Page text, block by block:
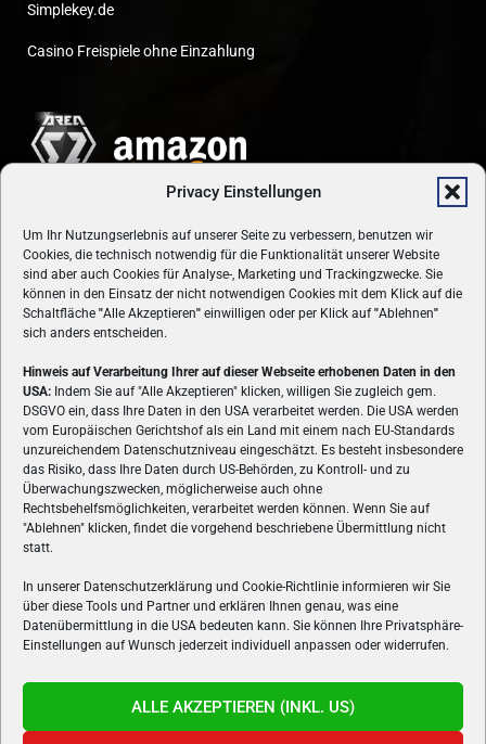
Privacy Einstellungen
Um Ihr Nutzungserlebnis auf unserer Seite zu verbessern, benutzen wir
Cookies, die technisch notwendig für die Funktionalität unserer Website
sind aber auch Cookies für Analyse-, Marketing und Trackingzwecke. Sie
können in den Einsatz der nicht notwendigen Cookies mit dem Klick auf die
Schaltfläche "Alle Akzeptieren" einwilligen oder per Klick auf"Ablehnen"
sich anders entscheiden.
Hinweis auf Verarbeitung Ihrer auf dieser Webseite erhobenen Daten in den
USA: Indem Sie auf "Alle Akzeptieren" klicken, willigen Sie zugleich gem.
DSGVO ein, dass Ihre Daten in den USA verarbeitet werden. Die USA werden
vom Europäischen Gerichtshof als ein Land mit einem nach EU-Standards
unzureichendem Datenschutzniveau eingeschätzt. Es besteht insbesondere
das Risiko, dass Ihre Daten durch US-Behörden, zu Kontroll- und zu
Überwachungszwecken, möglicherweise auch ohne
Rechtsbehelfsmöglichkeiten, verarbeitet werden können. Wenn Sie auf
"Ablehnen" klicken, findet die vorgehend beschriebene Übermittlung nicht
statt.
In unserer Datenschutzerklärung und Cookie-Richtlinie informieren wir Sie
über diese Tools und Partner und erklären Ihnen genau, was eine
Datenübermittlung in die USA bedeuten kann. Sie können Ihre Privatsphäre-
Einstellungen auf Wunsch jederzeit individuell anpassen oder widerrufen.
ALLE AKZEPTIEREN (INKL. US)
Simplekey.de
Casino Freispiele ohne Einzahlung
ÜBER UNS
VON GAMERN, FÜR GAMER! Gamers.at ist das älteste Online-
Spielemagazin Österreichs und bringt täglich aktuelle News,
Reviews und Videos zu PC- und Konsolenspielen, Gaming-
Hardware und aus der Welt des e-Sport's.
FOLGE UNS